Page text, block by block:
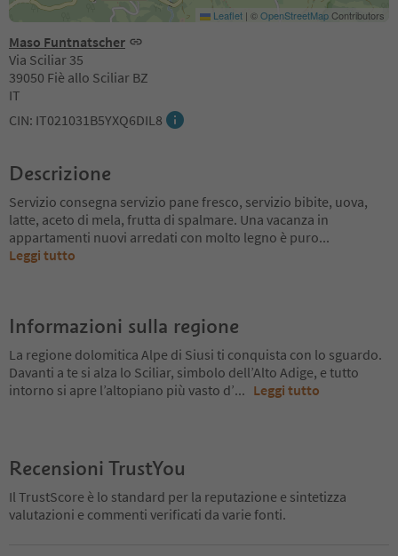
Maso Funtnatscher
Via Sciliar 35
39050 Fiè allo Sciliar BZ
IT
CIN: IT021031B5YXQ6DIL8
Leaflet | ©OpenStreetMapContributors
Descrizione
Servizio consegna servizio pane fresco, servizio bibite, uova,
latte, aceto di mela, frutta di spalmare. Una vacanza in
appartamenti nuovi arredati con molto legno è puro...
Leggi tutto
Informazioni sulla regione
La regione dolomitica Alpe di Siusi ti conquista con lo sguardo.
Davanti a te si alza lo Sciliar, simbolo dell’Alto Adige, e tutto
intorno si apre l’altopiano più vasto d’... Leggi tutto
Recensioni TrustYou
Il TrustScore è lo standard per la reputazione e sintetizza
valutazioni e commenti verificati da varie fonti.